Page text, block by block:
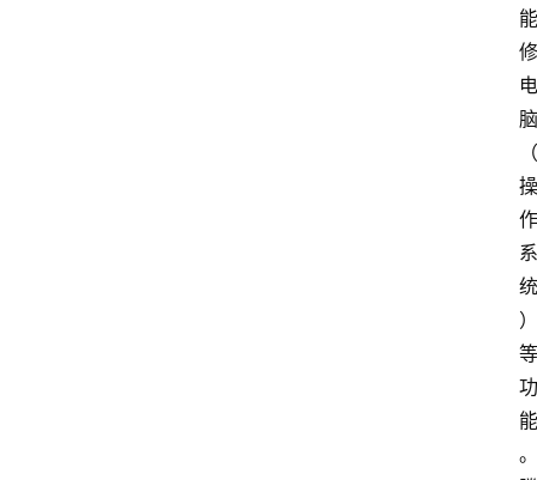
能
修
电
脑
（
操
作
系
统
）
等
功
能
。